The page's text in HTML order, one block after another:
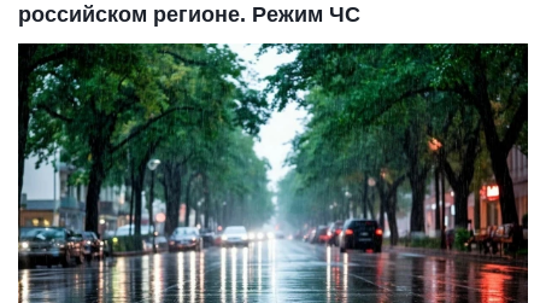
российском регионе. Режим ЧС